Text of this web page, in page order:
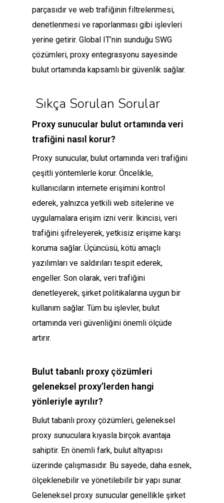
parçasıdır ve web trafiğinin filtrelenmesi,
denetlenmesi ve raporlanması gibi işlevleri
yerine getirir. Global IT’nin sunduğu SWG
çözümleri, proxy entegrasyonu sayesinde
bulut ortamında kapsamlı bir güvenlik sağlar.
Sıkça Sorulan Sorular
Proxy sunucular bulut ortamında veri
trafiğini nasıl korur?
Proxy sunucular, bulut ortamında veri trafiğini
çeşitli yöntemlerle korur. Öncelikle,
kullanıcıların internete erişimini kontrol
ederek, yalnızca yetkili web sitelerine ve
uygulamalara erişim izni verir. İkincisi, veri
trafiğini şifreleyerek, yetkisiz erişime karşı
koruma sağlar. Üçüncüsü, kötü amaçlı
yazılımları ve saldırıları tespit ederek,
engeller. Son olarak, veri trafiğini
denetleyerek, şirket politikalarına uygun bir
kullanım sağlar. Tüm bu işlevler, bulut
ortamında veri güvenliğini önemli ölçüde
artırır.
Bulut tabanlı proxy çözümleri
geleneksel proxy’lerden hangi
yönleriyle ayrılır?
Bulut tabanlı proxy çözümleri, geleneksel
proxy sunuculara kıyasla birçok avantaja
sahiptir. En önemli fark, bulut altyapısı
üzerinde çalışmasıdır. Bu sayede, daha esnek,
ölçeklenebilir ve yönetilebilir bir yapı sunar.
Geleneksel proxy sunucular genellikle şirket